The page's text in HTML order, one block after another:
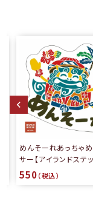
キャンピングシーサー
ン【アイランドステッ
550（税込）